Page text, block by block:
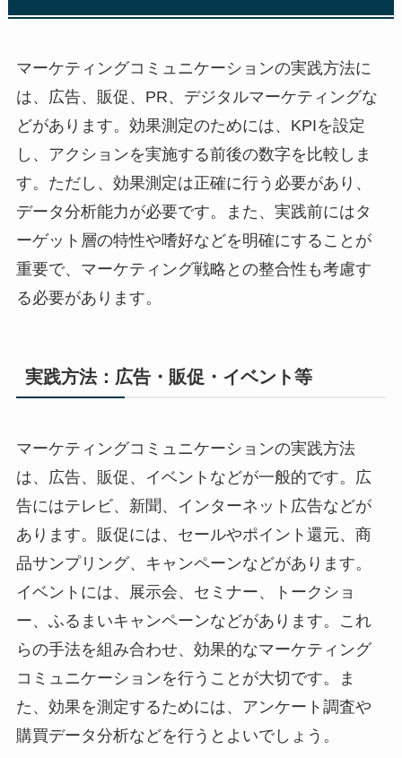
マーケティングコミュニケーションの実践方法に
は、広告、販促、PR、デジタルマーケティングな
どがあります。効果測定のためには、KPIを設定
し、アクションを実施する前後の数字を比較しま
す。ただし、効果測定は正確に行う必要があり、
データ分析能力が必要です。また、実践前にはタ
ーゲット層の特性や嗜好などを明確にすることが
重要で、マーケティング戦略との整合性も考慮す
る必要があります。
実践方法：広告・販促・イベント等
マーケティングコミュニケーションの実践方法
は、広告、販促、イベントなどが一般的です。広
告にはテレビ、新聞、インターネット広告などが
あります。販促には、セールやポイント還元、商
品サンプリング、キャンペーンなどがあります。
イベントには、展示会、セミナー、トークショ
ー、ふるまいキャンペーンなどがあります。これ
らの手法を組み合わせ、効果的なマーケティング
コミュニケーションを行うことが大切です。ま
た、効果を測定するためには、アンケート調査や
購買データ分析などを行うとよいでしょう。